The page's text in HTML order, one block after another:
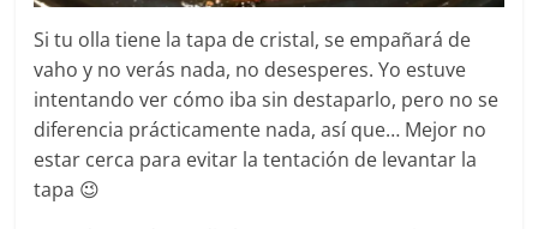
Si tu olla tiene la tapa de cristal, se empañará de
vaho y no verás nada, no desesperes. Yo estuve
intentando ver cómo iba sin destaparlo, pero no se
diferencia prácticamente nada, así que… Mejor no
estar cerca para evitar la tentación de levantar la
tapa 😉